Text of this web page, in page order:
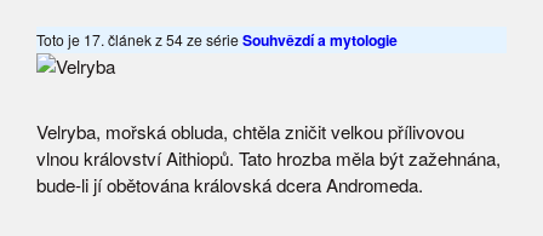
Toto je 17. článek z 54 ze sérieSouhvězdí a mytologie
Velryba, mořská obluda, chtěla zničit velkou přílivovou
vlnou království Aithiopů. Tato hrozba měla být zažehnána,
bude-li jí obětována královská dcera Andromeda.